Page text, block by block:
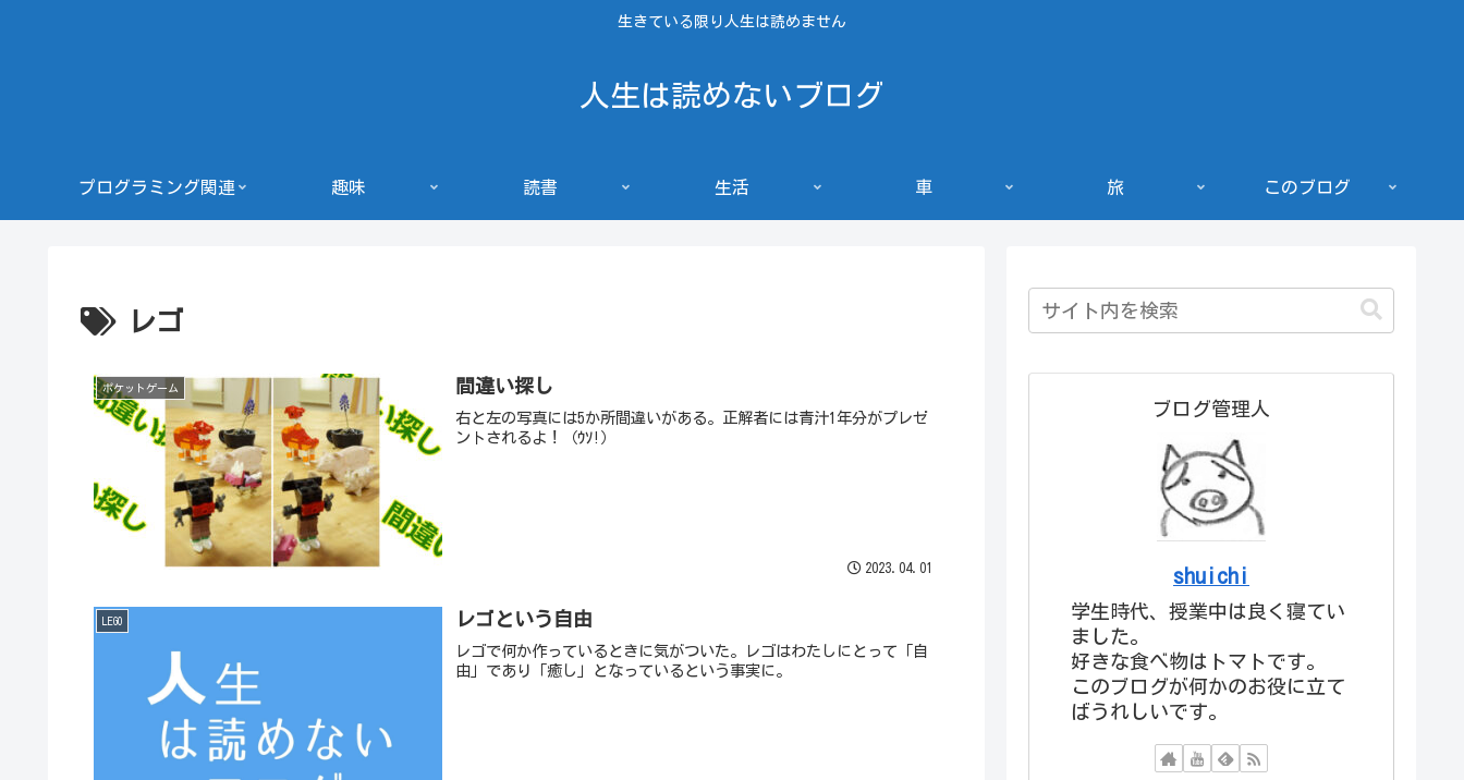
生きている限り人生は読めません
人生は読めないブログ
プログラミング関連 趣味 読書 生活 車 旅 このブログ
レゴ
ポケットゲーム 間違い探し
右と左の写真には5か所間違いがある。正解者には青汁1年分がプレゼ
ントされるよ！（ｳｿ!）
2023.04.01
LEGO レゴという自由
レゴで何か作っているときに気がついた。レゴはわたしにとって「自
由」であり「癒し」となっているという事実に。
ブログ管理人
shuichi
学生時代、授業中は良く寝てい
ました。
好きな食べ物はトマトです。
このブログが何かのお役に立て
ばうれしいです。